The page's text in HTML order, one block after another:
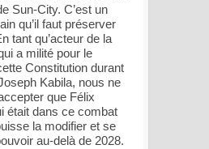
Sun-City. C’est un
qu’il faut préserver
tant qu’acteur de la
a milité pour le
Constitution durant
Kabila, nous ne
que Félix
était dans ce combat
la modifier et se
au-delà de 2028.